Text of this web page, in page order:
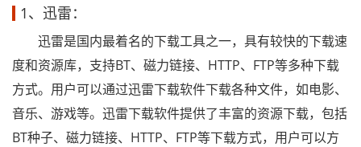
1、迅雷：
迅雷是国内最着名的下载工具之一，具有较快的下载速
度和资源库，支持BT、磁力链接、HTTP、FTP等多种下载
方式。用户可以通过迅雷下载软件下载各种文件，如电影、
音乐、游戏等。迅雷下载软件提供了丰富的资源下载，包括
BT种子、磁力链接、HTTP、FTP等下载方式，用户可以方